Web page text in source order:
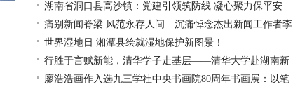
湖南省洞口县高沙镇：党建引领筑防线 凝心聚力保平安
痛别新闻脊梁 风范永存人间—沉痛悼念杰出新闻工作者李
世界湿地日 湘潭县绘就湿地保护新图景！
行胜于言赋新能，清华学子走基层——清华大学赴湖南新
廖浩浩画作入选九三学社中央书画院80周年书画展：以笔